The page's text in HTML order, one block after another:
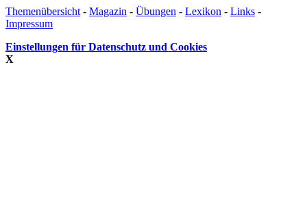
Themenübersicht - Magazin - Übungen - Lexikon - Links -
Impressum
Einstellungen für Datenschutz und Cookies
X